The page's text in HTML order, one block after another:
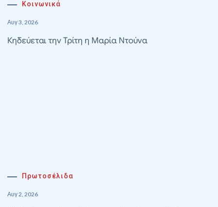
Κοινωνικά
Αυγ 3, 2026
Κηδεύεται την Τρίτη η Μαρία Ντούνα
Πρωτοσέλιδα
Αυγ 2, 2026